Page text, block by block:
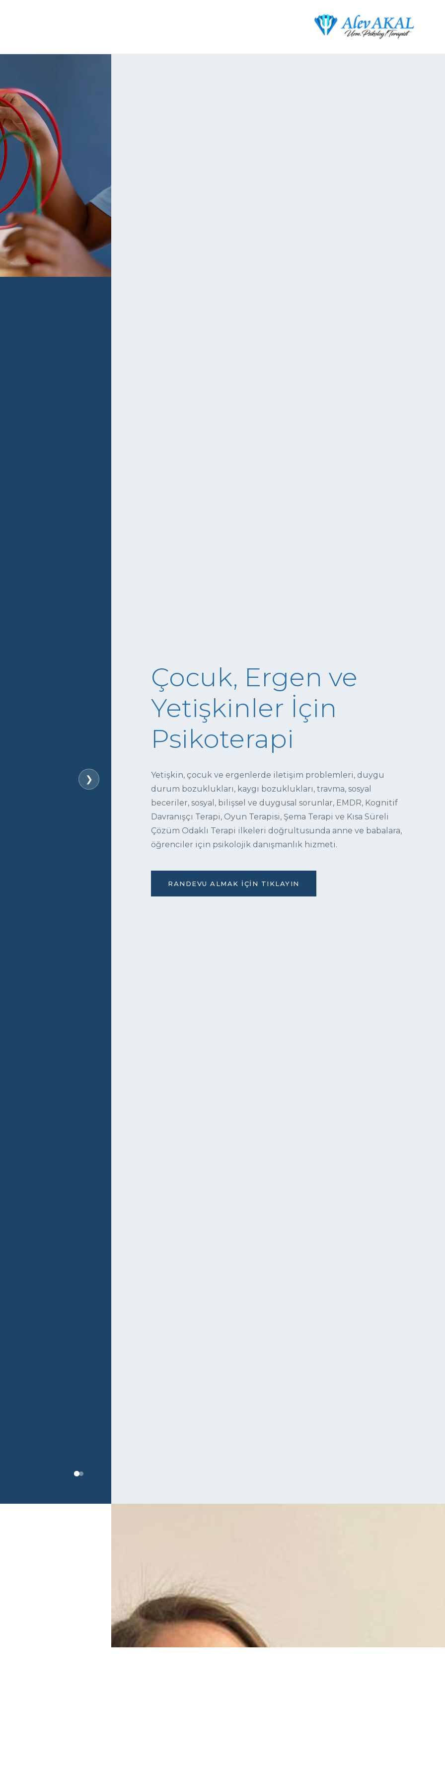
❯
Çocuk, Ergen ve
Yetişkinler İçin
Psikoterapi
Yetişkin, çocuk ve ergenlerde iletişim problemleri, duygu
durum bozuklukları, kaygı bozuklukları, travma, sosyal
beceriler, sosyal, bilişsel ve duygusal sorunlar, EMDR, Kognitif
Davranışçı Terapi, Oyun Terapisi, Şema Terapi ve Kısa Süreli
Çözüm Odaklı Terapi ilkeleri doğrultusunda anne ve babalara,
öğrenciler için psikolojik danışmanlık hizmeti.
RANDEVU ALMAK İÇIN TIKLAYIN